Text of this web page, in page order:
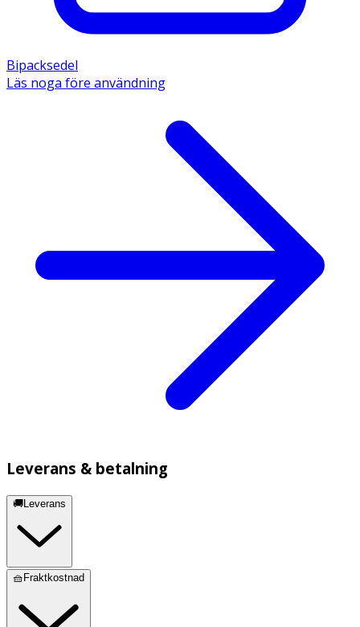
Bipacksedel
Läs noga före användning
Leverans & betalning
🚚Leverans
🧺Fraktkostnad